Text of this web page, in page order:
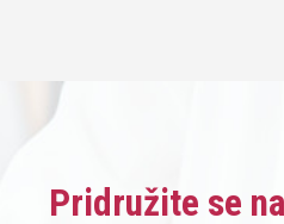
Pridružite se